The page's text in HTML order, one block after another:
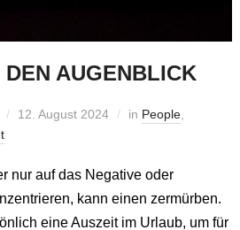
AUGENBLICK
12. August 2024 in People,
nur auf das Negative oder
kann einen zermürben.
eine Auszeit im Urlaub, um für